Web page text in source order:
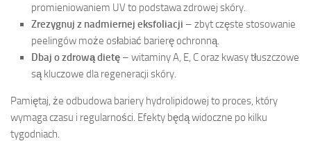
promieniowaniem UV to podstawa zdrowej skóry.
Zrezygnuj z nadmiernej eksfoliacji – zbyt częste stosowanie
peelingów może osłabiać barierę ochronną.
Dbaj o zdrową dietę – witaminy A, E, C oraz kwasy tłuszczowe
są kluczowe dla regeneracji skóry.
Pamiętaj, że odbudowa bariery hydrolipidowej to proces, który
wymaga czasu i regularności. Efekty będą widoczne po kilku
tygodniach.